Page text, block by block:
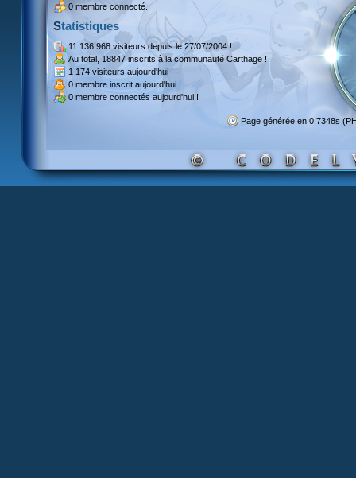
0 membre connecté.
Statistiques
11 136 968 visiteursdepuis le 27/07/2004 !
Au total, 18847 inscritsà la communauté Carthage !
1 174 visiteurs aujourd'hui !
0 membre inscrit aujourd'hui !
0 membre connectés aujourd'hui !
Page générée en 0.7348s